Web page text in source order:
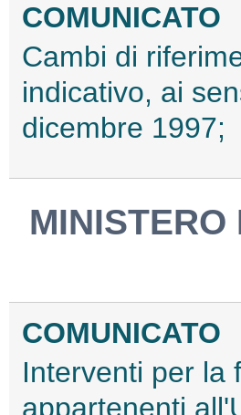
COMUNICATO
Cambi di
indicativo, ai
dicembre 1997;
COMUNICATO
Interventi per la
appartenenti